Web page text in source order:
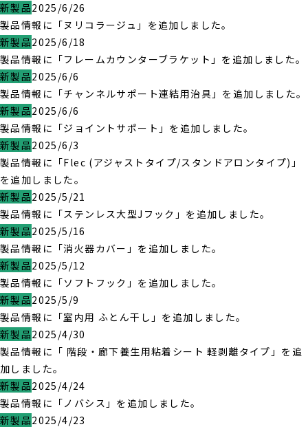
新製品2025/6/26
製品情報に「ヌリコラージュ」を追加しました。
新製品2025/6/18
製品情報に「フレームカウンターブラケット」を追加しました。
新製品2025/6/6
製品情報に「チャンネルサポート連結用治具」を追加しました。
新製品2025/6/6
製品情報に「ジョイントサポート」を追加しました。
新製品2025/6/3
製品情報に「Flec (アジャストタイプ/スタンドアロンタイプ)」
を追加しました。
新製品2025/5/21
製品情報に「ステンレス大型Jフック」を追加しました。
新製品2025/5/16
製品情報に「消火器カバー」を追加しました。
新製品2025/5/12
製品情報に「ソフトフック」を追加しました。
新製品2025/5/9
製品情報に「室内用 ふとん干し」を追加しました。
新製品2025/4/30
製品情報に「 階段・廊下養生用粘着シート 軽剥離タイプ」を追
加しました。
新製品2025/4/24
製品情報に「ノバシス」を追加しました。
新製品2025/4/23